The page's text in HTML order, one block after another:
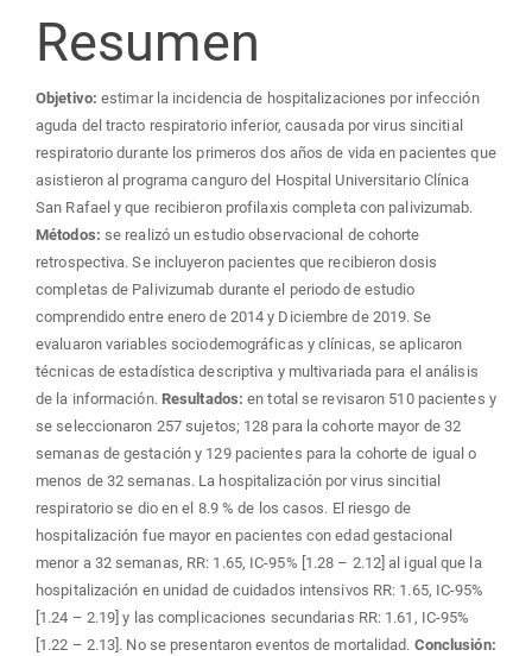
Resumen
Objetivo: estimar la incidencia de hospitalizaciones por infección
aguda del tracto respiratorio inferior, causada por virus sincitial
respiratorio durante los primeros dos años de vida en pacientes que
asistieron al programa canguro del Hospital Universitario Clínica
San Rafael y que recibieron profilaxis completa con palivizumab.
Métodos: se realizó un estudio observacional de cohorte
retrospectiva. Se incluyeron pacientes que recibieron dosis
completas de Palivizumab durante el periodo de estudio
comprendido entre enero de 2014 y Diciembre de 2019. Se
evaluaron variables sociodemográficas y clínicas, se aplicaron
técnicas de estadística descriptiva y multivariada para el análisis
de la información. Resultados: en total se revisaron 510 pacientes y
se seleccionaron 257 sujetos; 128 para la cohorte mayor de 32
semanas de gestación y 129 pacientes para la cohorte de igual o
menos de 32 semanas. La hospitalización por virus sincitial
respiratorio se dio en el 8.9 % de los casos. El riesgo de
hospitalización fue mayor en pacientes con edad gestacional
menor a 32 semanas, RR: 1.65, IC-95% [1.28 – 2.12] al igual que la
hospitalización en unidad de cuidados intensivos RR: 1.65, IC-95%
[1.24 – 2.19] y las complicaciones secundarias RR: 1.61, IC-95%
[1.22 – 2.13]. No se presentaron eventos de mortalidad. Conclusión: